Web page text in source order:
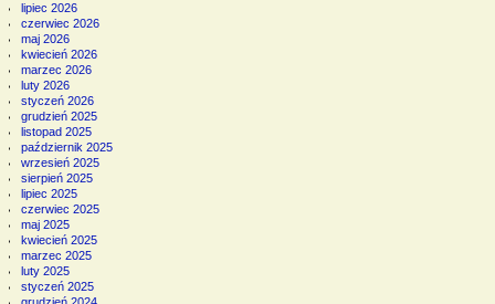
lipiec 2026
czerwiec 2026
maj 2026
kwiecień 2026
marzec 2026
luty 2026
styczeń 2026
grudzień 2025
listopad 2025
październik 2025
wrzesień 2025
sierpień 2025
lipiec 2025
czerwiec 2025
maj 2025
kwiecień 2025
marzec 2025
luty 2025
styczeń 2025